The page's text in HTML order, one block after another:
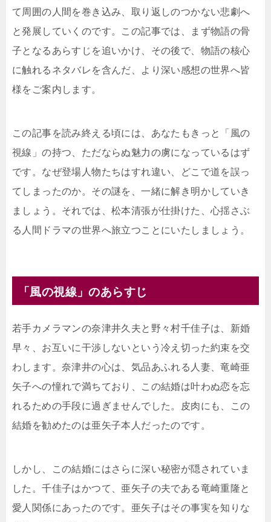
て周囲の人間を巻き込み、取り返しのつかない悲劇へ
と発展していくのです。この記事では、まず物語の骨
子となるあらすじを追いかけ、その後で、物語の核心
に触れるネタバレを含んだ、より深い感想の世界へ皆
様をご案内します。
この記事を読み終える頃には、あなたもきっと「風の
視線」の持つ、ただならぬ魅力の虜になっているはず
です。なぜ登場人物たちはすれ違い、どこで道を誤っ
てしまったのか。その謎を、一緒に解き明かしていき
ましょう。それでは、松本清張が仕掛けた、心揺さぶ
る人間ドラマの世界へ旅立つことにいたしましょう。
「風の視線」のあらすじ
若手カメラマンの奈津井久夫と野々村千佳子は、新婚
早々、お互いに干渉しないという冷え切った約束を交
わします。奈津井の心は、気品あふれる人妻、竜崎亜
矢子への憧れで満ちており、この結婚は叶わぬ恋を忘
れるための手段に過ぎませんでした。皮肉にも、この
結婚を勧めたのは亜矢子本人だったのです。
しかし、この結婚にはさらに深い秘密が隠されていま
した。千佳子はかつて、亜矢子の夫である竜崎重隆と
愛人関係にあったのです。亜矢子はその事実を知りな